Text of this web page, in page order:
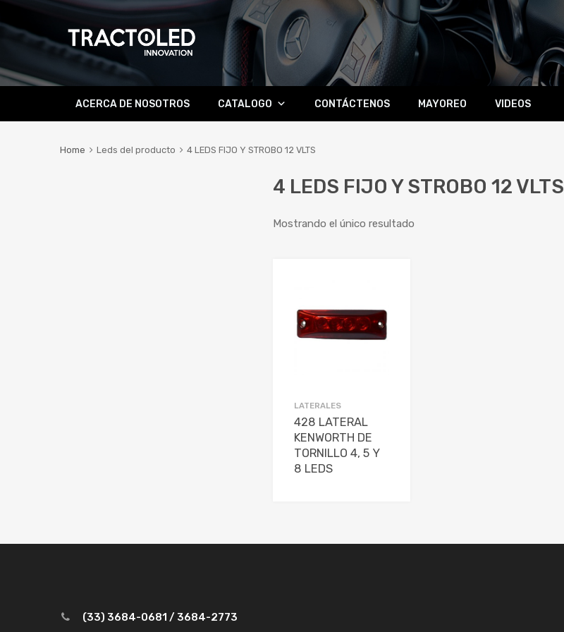
ACERCA DE NOSOTROS CATALOGO CONTÁCTENOS MAYOREO VIDEOS
Home Leds del producto 4 LEDS FIJO Y STROBO 12 VLTS
4 LEDS FIJO Y STROBO 12 VLTS
Mostrando el único resultado
LATERALES
428 LATERAL
KENWORTH DE
TORNILLO 4, 5 Y
8 LEDS
(33) 3684-0681 / 3684-2773